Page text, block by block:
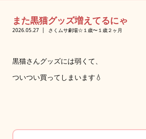
また黒猫グッズ増えてるにゃ
2026.05.27 さくムサ劇場☆１歳〜１歳２ヶ月
黒猫さんグッズには弱くて、
ついつい買ってしまいます💧